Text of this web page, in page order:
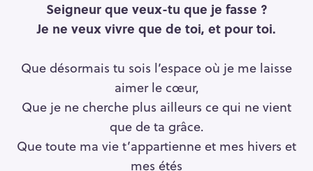
Seigneur que veux-tu que je fasse ?
Je ne veux vivre que de toi, et pour toi.
Que désormais tu sois l’espace où je me laisse
aimer le cœur,
Que je ne cherche plus ailleurs ce qui ne vient
que de ta grâce.
Que toute ma vie t’appartienne et mes hivers et
mes étés